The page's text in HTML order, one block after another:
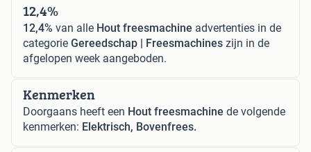
12,4%
12,4% van alle Hout freesmachine advertenties in de
categorie Gereedschap | Freesmachines zijn in de
afgelopen week aangeboden.
Kenmerken
Doorgaans heeft een Hout freesmachine de volgende
kenmerken: Elektrisch, Bovenfrees.